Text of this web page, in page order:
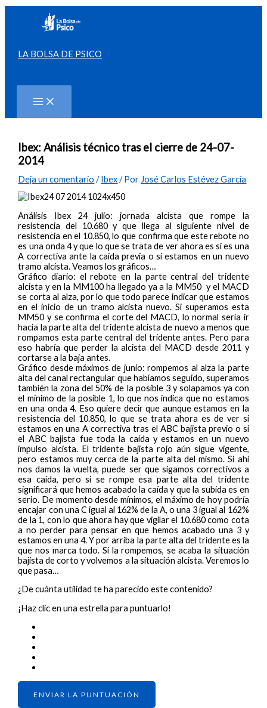
contenido
LA BOLSA DE PSICO
Ibex: Análisis técnico tras el cierre de 24-07-
2014
Deja un comentario /Ibex/ Por José Carlos Estévez García
Análisis Ibex 24 julio: jornada alcista que rompe la
resistencia del 10.680 y que llega al siguiente nivel de
resistencia en el 10.850, lo que confirma que este rebote no
es una onda 4 y que lo que se trata de ver ahora es si es una
A correctiva ante la caída previa o si estamos en un nuevo
tramo alcista. Veamos los gráficos…
Gráfico diario: el rebote en la parte central del tridente
alcista y en la MM100 ha llegado ya a la MM50 y el MACD
se corta al alza, por lo que todo parece indicar que estamos
en el inicio de un tramo alcista nuevo. Si superamos esta
MM50 y se confirma el corte del MACD, lo normal sería ir
hacia la parte alta del tridente alcista de nuevo a menos que
rompamos esta parte central del tridente antes. Pero para
eso habría que perder la alcista del MACD desde 2011 y
cortarse a la baja antes.
Gráfico desde máximos de junio: rompemos al alza la parte
alta del canal rectangular que habíamos seguido, superamos
también la zona del 50% de la posible 3 y solapamos ya con
el mínimo de la posible 1, lo que nos indica que no estamos
en una onda 4. Eso quiere decir que aunque estamos en la
resistencia del 10.850, lo que se trata ahora es de ver si
estamos en una A correctiva tras el ABC bajista previo o si
el ABC bajista fue toda la caída y estamos en un nuevo
impulso alcista. El tridente bajista rojo aún sigue vigente,
pero estamos muy cerca de la parte alta del mismo. Si ahí
nos damos la vuelta, puede ser que sigamos correctivos a
esa caída, pero si se rompe esa parte alta del tridente
significará que hemos acabado la caída y que la subida es en
serio. De momento desde mínimos, el máximo de hoy podría
encajar con una C igual al 162% de la A, o una 3 igual al 162%
de la 1, con lo que ahora hay que vigilar el 10.680 como cota
a no perder para pensar en que hemos acabado una 3 y
estamos en una 4. Y por arriba la parte alta del tridente es la
que nos marca todo. Si la rompemos, se acaba la situación
bajista de corto y volvemos a la situación alcista. Veremos lo
que pasa…
¿De cuánta utilidad te ha parecido este contenido?
¡Haz clic en una estrella para puntuarlo!
ENVIAR LA PUNTUACIÓN